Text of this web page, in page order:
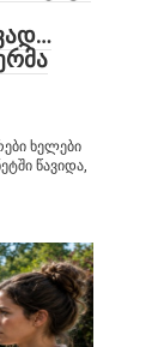
ხელები
წავიდა,